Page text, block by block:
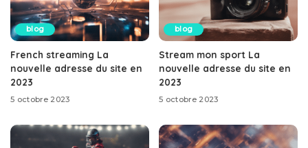
blog
French streaming La
nouvelle adresse du site en
2023
5 octobre 2023
blog
Stream mon sport La
nouvelle adresse du site en
2023
5 octobre 2023